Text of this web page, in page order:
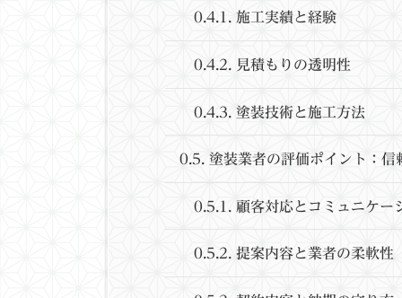
0.4.1. 施工実績と経験
0.4.2. 見積もりの透明性
0.4.3. 塗装技術と施工方法
0.5. 塗装業者の評価ポイント：信
0.5.1. 顧客対応とコミュニケー
0.5.2. 提案内容と業者の柔軟性